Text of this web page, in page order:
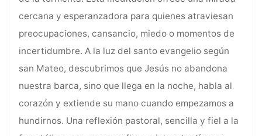
cercana y esperanzadora para quienes atraviesan
preocupaciones, cansancio, miedo o momentos de
incertidumbre. A la luz del santo evangelio según
san Mateo, descubrimos que Jesús no abandona
nuestra barca, sino que llega en la noche, habla al
corazón y extiende su mano cuando empezamos a
hundirnos. Una reflexión pastoral, sencilla y fiel a la